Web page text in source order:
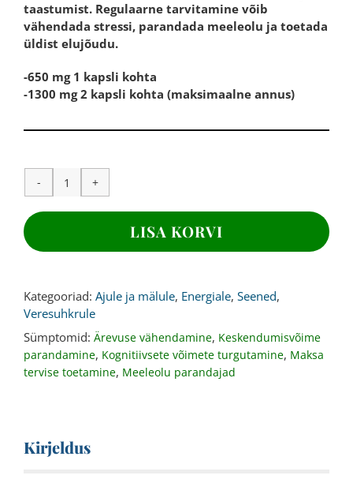
taastumist. Regulaarne tarvitamine võib
vähendada stressi, parandada meeleolu ja toetada
üldist elujõudu.
-650 mg 1 kapsli kohta
-1300 mg 2 kapsli kohta (maksimaalne annus)
LÕVILAKK
kogus
LISA KORVI
Kategooriad: Ajule ja mälule, Energiale, Seened,
Veresuhkrule
Sümptomid: Ärevuse vähendamine, Keskendumisvõime
parandamine, Kognitiivsete võimete turgutamine, Maksa
tervise toetamine, Meeleolu parandajad
Kirjeldus